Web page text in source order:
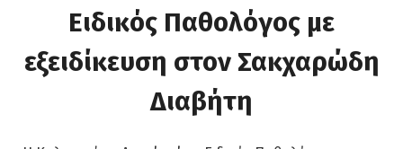
Ειδικός Παθολόγος με
εξειδίκευση στον Σακχαρώδη
Διαβήτη